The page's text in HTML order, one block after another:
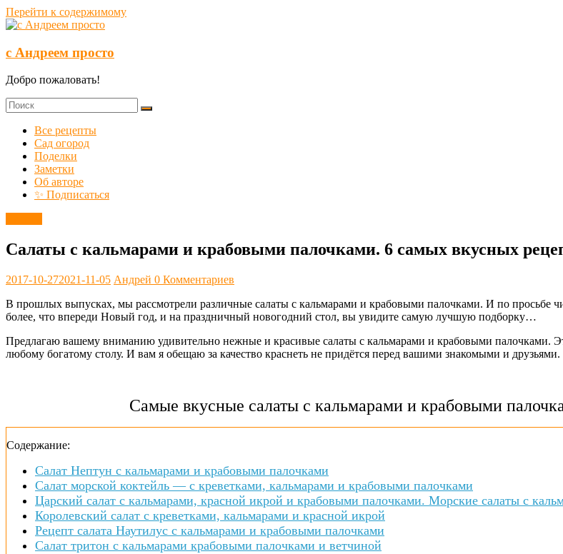
Перейти к содержимому
с Андреем просто
Добро пожаловать!
Все рецепты
Сад огород
Поделки
Заметки
Об авторе
✨ Подписаться
Салаты с кальмарами и крабовыми палочками. 6 самых вкусных
2017-10-272021-11-05 Андрей 0 Комментариев
В прошлых выпусках, мы рассмотрели различные салаты с кальмарами и крабовыми палочками. И по просьбе
более, что впереди Новый год, и на праздничный новогодний стол, вы увидите самую лучшую подборку…
Предлагаю вашему вниманию удивительно нежные и красивые салаты с кальмарами и крабовыми палочками.
любому богатому столу. И вам я обещаю за качество краснеть не придётся перед вашими знакомыми и друзьями.
Самые вкусные салаты с кальмарами и крабовыми
Содержание:
Салат Нептун с кальмарами и крабовыми палочками
Салат морской коктейль — с креветками, кальмарами и крабовыми палочками
Царский салат с кальмарами, красной икрой и крабовыми палочками. Морские салаты с
Королевский салат с креветками, кальмарами и красной икрой
Рецепт салата Наутилус с кальмарами и крабовыми палочками
Салат тритон с кальмарами крабовыми палочками и ветчиной